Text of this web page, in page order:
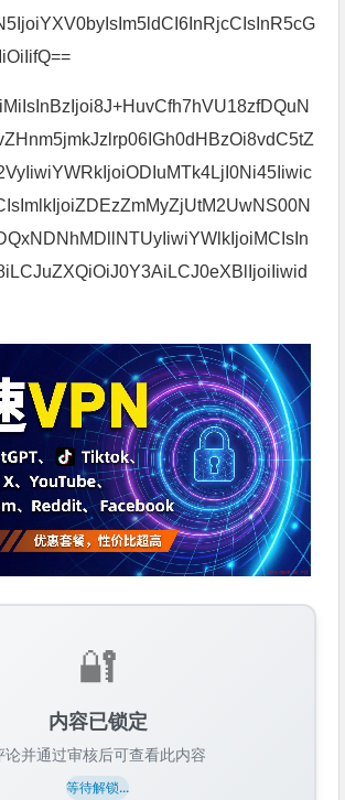
🔐
内容已锁定
论并通过审核后可查看此内容
等待解锁...